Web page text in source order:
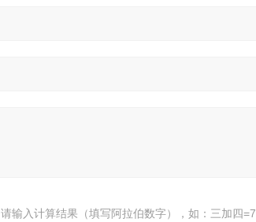
请输入计算结果（填写阿拉伯数字），如：三加四=7